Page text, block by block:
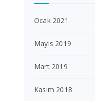
Ocak 2021
Mayıs 2019
Mart 2019
Kasım 2018